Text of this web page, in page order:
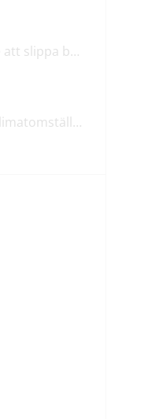
Holdingbolag hjälper de rikaste att slippa betala miljarder i skatt
TCO: Ta vara på de anställda i klimatomställningen